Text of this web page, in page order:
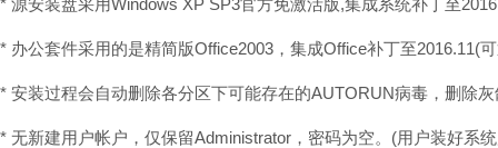
* 源安装盘采用Windows XP SP3官方免激活版,集成系统补丁至
* 办公套件采用的是精简版Office2003，集成Office补丁至2016.11(
* 安装过程会自动删除各分区下可能存在的AUTORUN病毒，删除
* 无新建用户帐户，仅保留Administrator，密码为空。(用户装好系